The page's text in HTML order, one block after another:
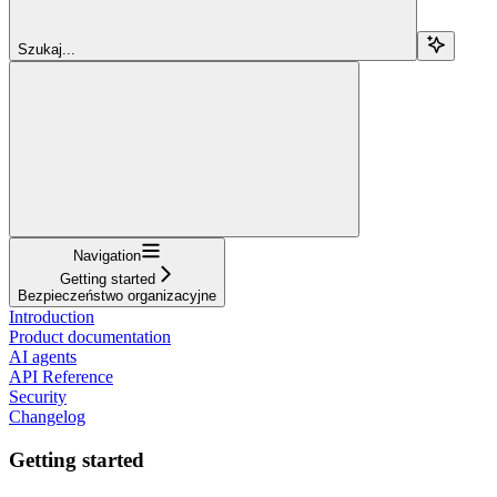
Szukaj...
Navigation
Getting started
Bezpieczeństwo organizacyjne
Introduction
Product documentation
AI agents
API Reference
Security
Changelog
Getting started